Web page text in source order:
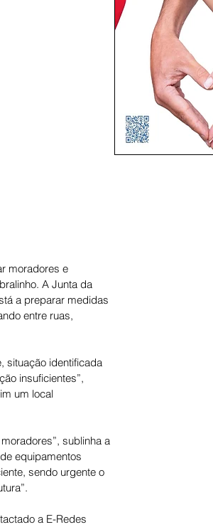
moradores e
A Junta da
a preparar medidas
entre ruas,
situação identificada
insuficientes”,
um local
sublinha a
equipamentos
sendo urgente o
a E-Redes